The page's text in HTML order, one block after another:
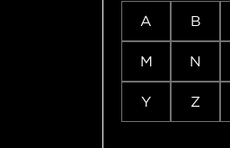
A B
M N
Y Z